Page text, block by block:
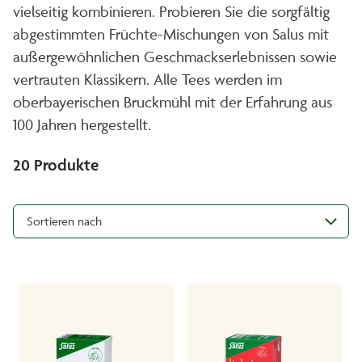
vielseitig kombinieren. Probieren Sie die sorgfältig
abgestimmten Früchte-Mischungen von Salus mit
außergewöhnlichen Geschmackserlebnissen sowie
vertrauten Klassikern. Alle Tees werden im
oberbayerischen Bruckmühl mit der Erfahrung aus
100 Jahren hergestellt.
20 Produkte
Sortieren nach